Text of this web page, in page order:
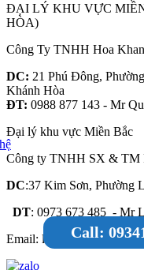
Call:
ĐẠI LÝ KHU VỰC
HÒA)
Công Ty TNHH Hoa
DC: 21 Phú Đông,
Khánh Hòa
ĐT: 0988 877 143 - Mr
Đại lý khu vực Miền Bắc
Công ty TNHH SX & TM
DC:37 Kim Sơn, Phường
DT: 0973 673 485 - Mr
Email: